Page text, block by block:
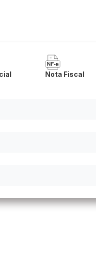
Nota Fiscal